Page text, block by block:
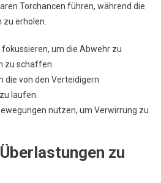
Torchancen führen, während die
erholen.
um die Abwehr zu
zu schaffen.
die von den Verteidigern
laufen.
nutzen, um Verwirrung zu
zu